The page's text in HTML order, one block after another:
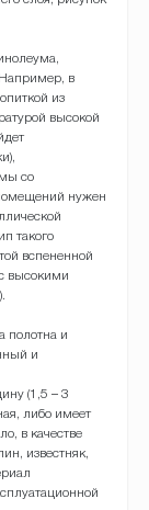
в
из
высокой
со
нужен
такого
вспененной
высокими
полотна и
и
(1,5 – 3
либо имеет
в качестве
известняк,